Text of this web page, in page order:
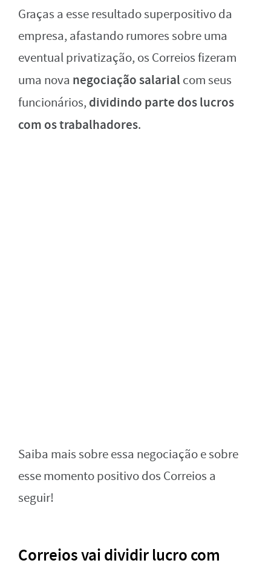
Graças a esse resultado superpositivo da
empresa, afastando rumores sobre uma
eventual privatização, os Correios fizeram
uma nova negociação salarial com seus
funcionários, dividindo parte dos lucros
com os trabalhadores.
Saiba mais sobre essa negociação e sobre
esse momento positivo dos Correios a
seguir!
Correios vai dividir lucro com